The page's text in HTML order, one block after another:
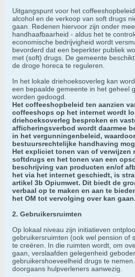
Uitgangspunt voor het
alcohol en de verkoop van soft drugs
gaan. Redenen hiervoor zijn onder
handhaafbaarheid - aldus het te
economische bedrijvigheid wordt
bevorderd dat een beperkter publiek
met (soft) drugs. De gemeente
de droge horeca te reguleren.
In het lokale driehoeksoverleg kan
een bepaalde gemeente in het geheel
worden gedoogd.
Het coffeeshopbeleid ten aanzien
coffeeshops op het internet wordt
driehoeksoverleg besproken en
afficheringsverbod wordt daarmee
in het vergunningenbeleid,
bestuursrechtelijke handhaving
Het expliciet tonen van of verwijzen
softdrugs en het tonen van een
beschrijving van producten en/of
het via het internet geschiedt, is
artikel 3b Opiumwet. Dit biedt de
verbaal op te maken en aan te
het OM tot vervolging over kan gaan.
2. Gebruikersruimten
Op lokaal niveau zijn initiatieven
gebruikersruimten (ook wel pension of
te creëren. In die ruimten wordt, om
gaan, verslaafden gelegenheid
gebruikershoeveelheid drugs te
doorgaans hulpverleners aanwezig.